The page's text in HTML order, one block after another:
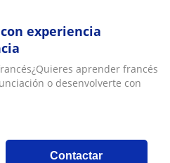
experiencia
aprender francés
o desenvolverte con
Contactar